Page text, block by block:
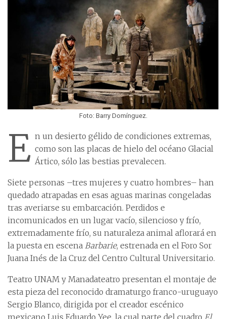
Foto: Barry Domínguez.
E n un desierto gélido de condiciones extremas,
como son las placas de hielo del océano Glacial
Ártico, sólo las bestias prevalecen.
Siete personas –tres mujeres y cuatro hombres– han
quedado atrapadas en esas aguas marinas congeladas
tras averiarse su embarcación. Perdidos e
incomunicados en un lugar vacío, silencioso y frío,
extremadamente frío, su naturaleza animal aflorará en
la puesta en escena Barbarie, estrenada en el Foro Sor
Juana Inés de la Cruz del Centro Cultural Universitario.
Teatro UNAM y Manadateatro presentan el montaje de
esta pieza del reconocido dramaturgo franco-uruguayo
Sergio Blanco, dirigida por el creador escénico